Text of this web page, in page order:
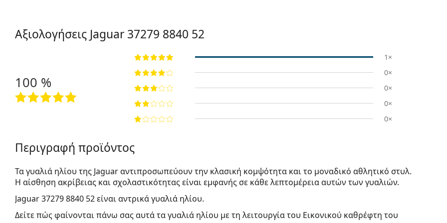
Αξιολογήσεις Jaguar 37279 8840 52
100 %
1×
0×
0×
0×
0×
Περιγραφή προϊόντος
Τα γυαλιά ηλίου της Jaguar αντιπροσωπεύουν την κλασική κομψότητα και το μοναδικό αθλητικό στυλ.
Η αίσθηση ακρίβειας και σχολαστικότητας είναι εμφανής σε κάθε λεπτομέρεια αυτών των γυαλιών.
Jaguar 37279 8840 52είναι αντρικά γυαλιά ηλίου.
Δείτε πώς φαίνονται πάνω σας αυτά τα γυαλιά ηλίου με τη λειτουργία του Εικονικού καθρέφτη του